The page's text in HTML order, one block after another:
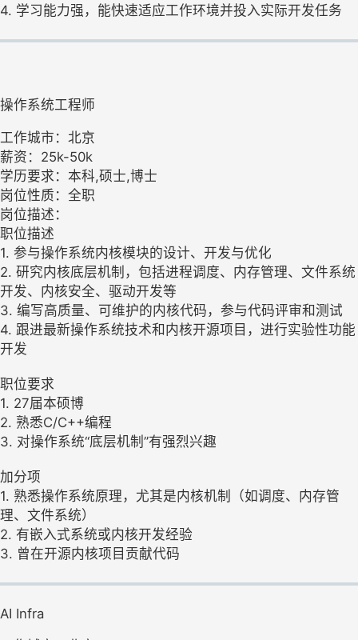
4. 学习能力强，能快速适应工作环境并投入实际开发任务
操作系统工程师
工作城市：北京
薪资：25k-50k
学历要求：本科,硕士,博士
岗位性质：全职
岗位描述：
职位描述
1. 参与操作系统内核模块的设计、开发与优化
2. 研究内核底层机制，包括进程调度、内存管理、文件系统
开发、内核安全、驱动开发等
3. 编写高质量、可维护的内核代码，参与代码评审和测试
4. 跟进最新操作系统技术和内核开源项目，进行实验性功能
开发
职位要求
1. 27届本硕博
2. 熟悉C/C++编程
3. 对操作系统“底层机制”有强烈兴趣
加分项
1. 熟悉操作系统原理，尤其是内核机制（如调度、内存管
理、文件系统）
2. 有嵌入式系统或内核开发经验
3. 曾在开源内核项目贡献代码
AI Infra